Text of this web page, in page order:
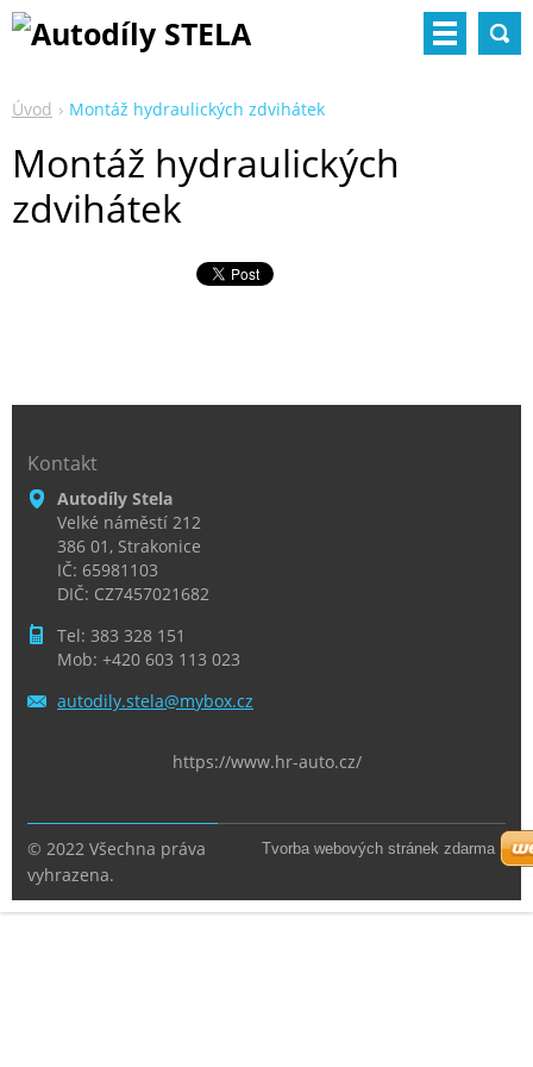
Úvod Montáž hydraulických zdvihátek
Montáž hydraulických
zdvihátek
Kontakt
Autodíly Stela
Velké náměstí 212
386 01, Strakonice
IČ: 65981103
DIČ: CZ7457021682
Tel: 383 328 151
Mob: +420 603 113 023
autodily.stela@mybox.cz
https://www.hr-auto.cz/
© 2022 Všechna práva
vyhrazena.
Tvorba webových stránek zdarma